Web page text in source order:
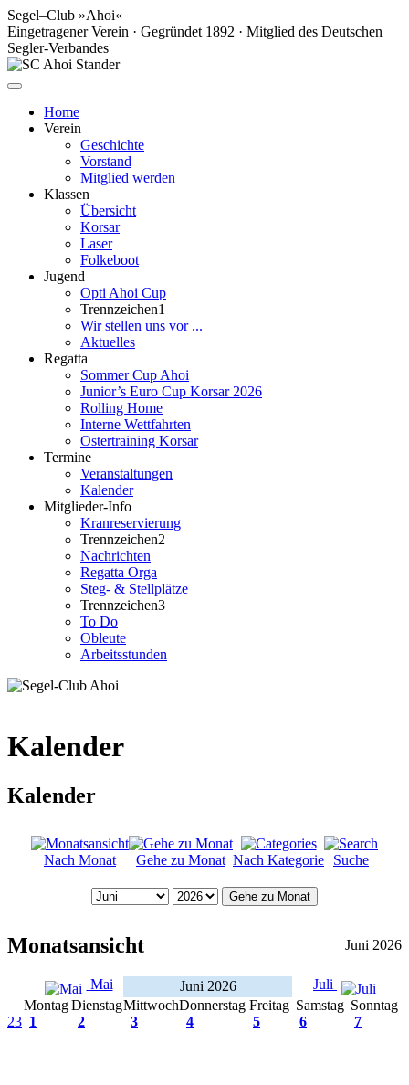
Segel–Club »Ahoi«
Eingetragener Verein · Gegründet 1892 · Mitglied des Deutschen
Segler-Verbandes
Home
Verein
Geschichte
Vorstand
Mitglied werden
Klassen
Übersicht
Korsar
Laser
Folkeboot
Jugend
Opti Ahoi Cup
Trennzeichen1
Wir stellen uns vor ...
Aktuelles
Regatta
Sommer Cup Ahoi
Junior’s Euro Cup Korsar 2026
Rolling Home
Interne Wettfahrten
Ostertraining Korsar
Termine
Veranstaltungen
Kalender
Mitglieder-Info
Kranreservierung
Trennzeichen2
Nachrichten
Regatta Orga
Steg- & Stellplätze
Trennzeichen3
To Do
Obleute
Arbeitsstunden
Kalender
Kalender
Nach Monat Gehe zu Monat Nach Kategorie Suche
Gehe zu Monat
Monatsansicht Juni 2026
Mai Juni 2026
Juli
MontagDienstagMittwochDonnerstag Freitag Samstag Sonntag
23 1 2 3 4 5 6 7